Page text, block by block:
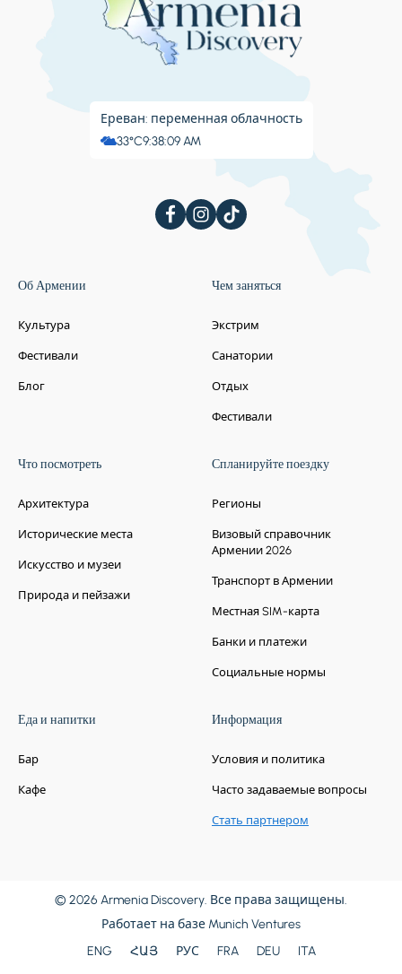
Ереван: переменная облачность
33°C9:38:10 AM
Об Армении
Культура
Фестивали
Блог
Чем заняться
Экстрим
Санатории
Отдых
Фестивали
Что посмотреть
Архитектура
Исторические места
Искусство и музеи
Природа и пейзажи
Спланируйте поездку
Регионы
Визовый справочник
Армении 2026
Транспорт в Армении
Местная SIM-карта
Банки и платежи
Социальные нормы
Еда и напитки
Бар
Кафе
Информация
Условия и политика
Часто задаваемые вопросы
Стать партнером
© 2026 Armenia Discovery. Все права защищены.
Работает на базе Munich Ventures
ENG
ՀԱՅ РУС FRA DEU ITA